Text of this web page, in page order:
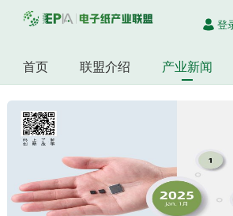
登
首页 联盟介绍 产业新闻